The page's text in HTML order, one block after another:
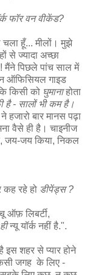
फॉर वन वीकेंड?
चला हूँ... मीलों। मुझे
से ज्यादा अच्छा
मैंने पिछले पांच साल में
ऑफिसियल गाइड
किसी को घुमानाहोता
है - सालों भी कम है।
हजारो बार मानस पढ़ा
वैसे ही है। चाइनीज
जय-जय किया, निकल
कह रहे हो डीपेंड्स ?
ऑफ़ लिबर्टी,
हीन्यू यॉर्क नहीं है.".
शहर से प्यार होने
जगह के लिए -